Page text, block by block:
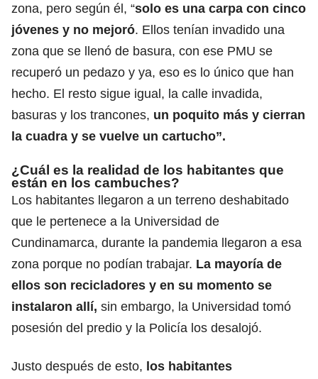
zona, pero según él, “solo es una carpa con cinco
jóvenes y no mejoró. Ellos tenían invadido una
zona que se llenó de basura, con ese PMU se
recuperó un pedazo y ya, eso es lo único que han
hecho. El resto sigue igual, la calle invadida,
basuras y los trancones, un poquito más y cierran
la cuadra y se vuelve un cartucho”.
¿Cuál es la realidad de los habitantes que
están en los cambuches?
Los habitantes llegaron a un terreno deshabitado
que le pertenece a la Universidad de
Cundinamarca, durante la pandemia llegaron a esa
zona porque no podían trabajar. La mayoría de
ellos son recicladores y en su momento se
instalaron allí, sin embargo, la Universidad tomó
posesión del predio y la Policía los desalojó.
Justo después de esto, los habitantes